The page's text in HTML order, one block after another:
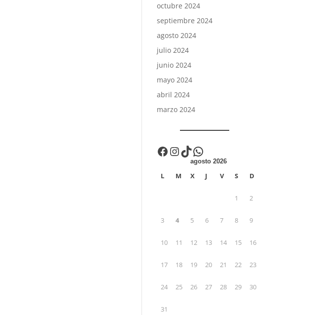
octubre 2024
septiembre 2024
agosto 2024
julio 2024
junio 2024
mayo 2024
abril 2024
marzo 2024
Facebook
Instagram
TikTokWhatsApp
agosto 2026
L M X J V S D
1 2
3 4 5 6 7 8 9
10 11 12 13 14 15 16
17 18 19 20 21 22 23
24 25 26 27 28 29 30
31